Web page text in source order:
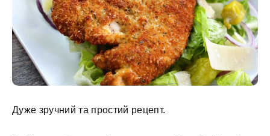
Дуже зручний та простий рецепт.